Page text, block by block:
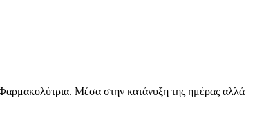
Μέσα στην κατάνυξη της ημέρας αλλά